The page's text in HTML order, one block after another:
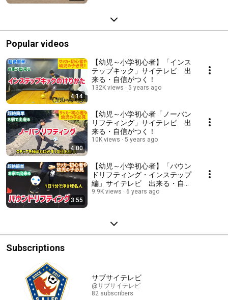
Popular videos
4:14
【幼児～小学初心者】「インス
テップキック」サイテレビ 出
来る・自信がつく！
132K views 5 years ago
4:00
【幼児～小学初心者「ノーバン
リフティング」サイテレビ 出
来る・自信がつく！
10K views 5 years ago
3:55
【幼児～小学初心者】「バウン
ドリフティング・インステップ
編」サイテレビ 出来る・自信
がつく！
9.9K views 6 years ago
Subscriptions
サブサイテレビ
@サブサイテレビ
82 subscribers